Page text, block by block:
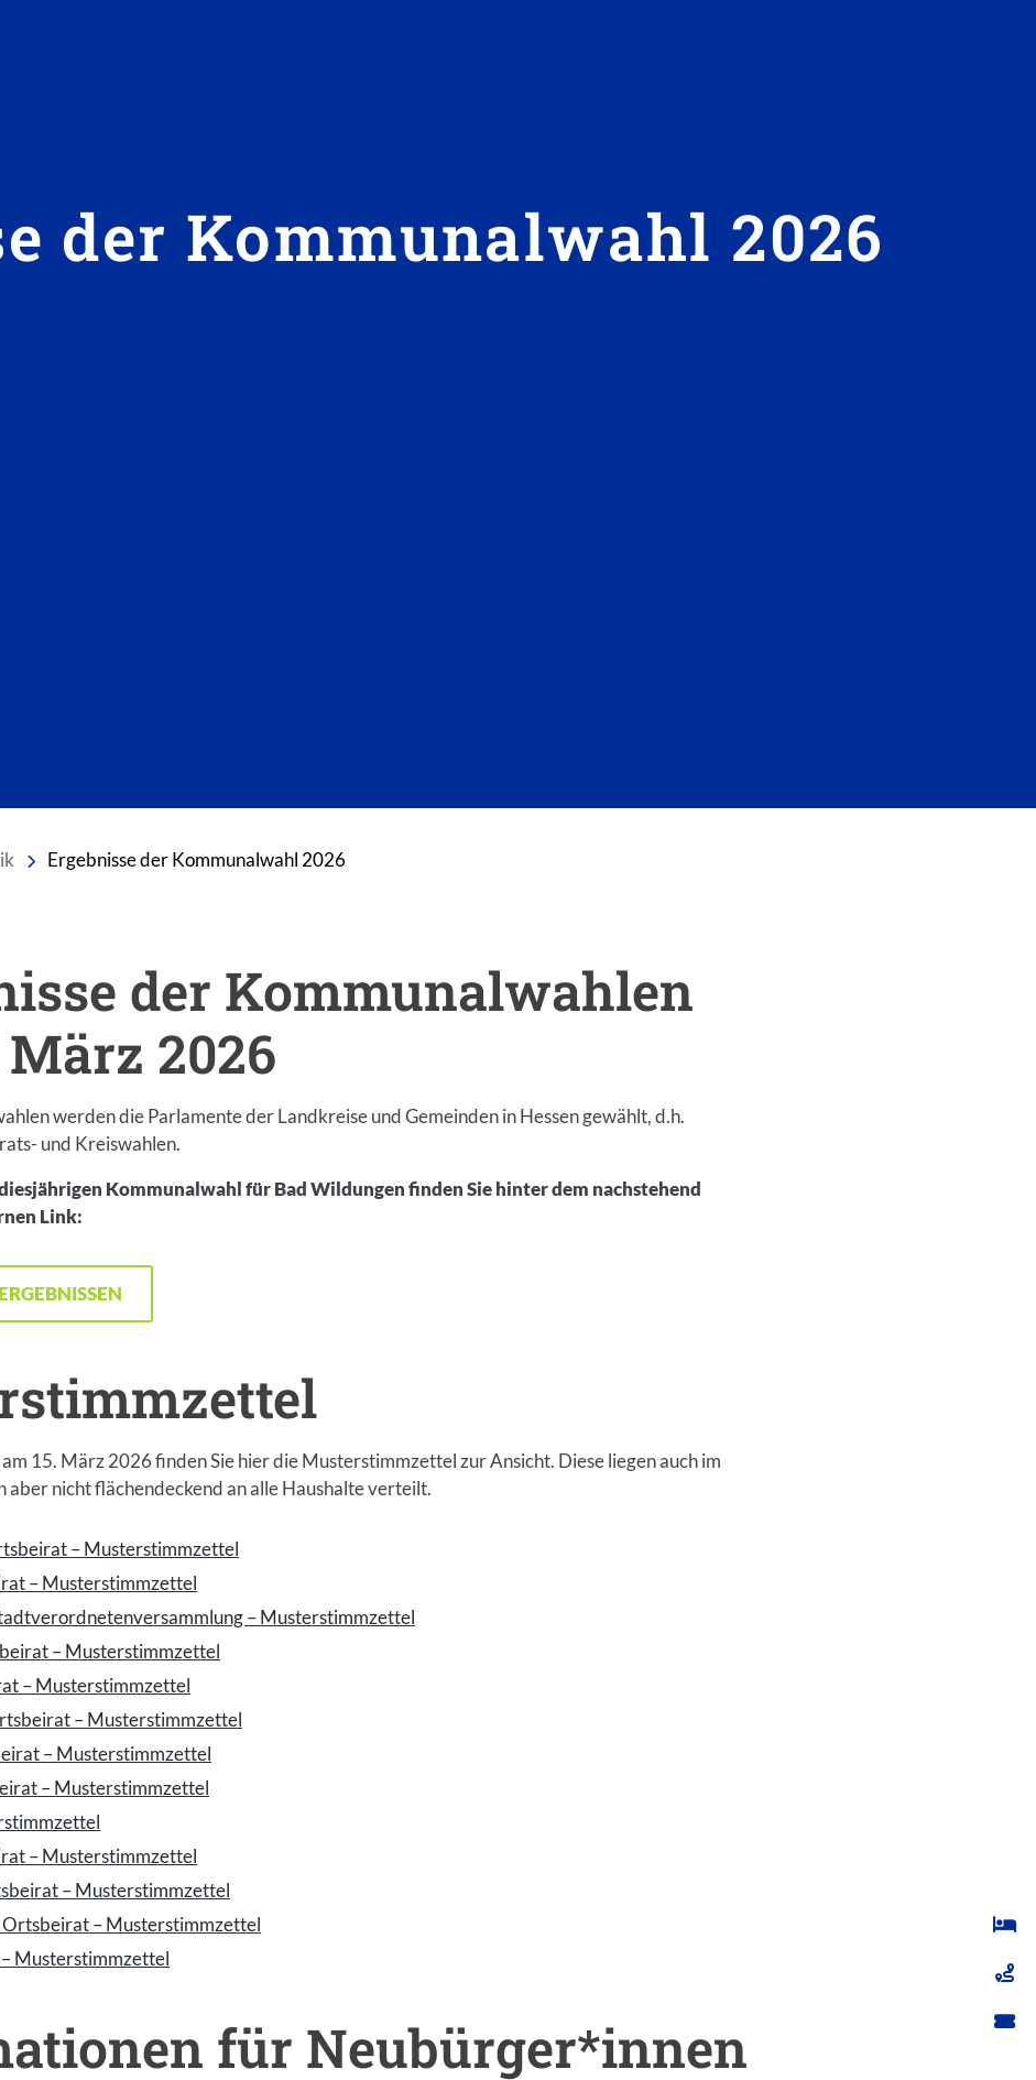
der Kommunalwahl 2026
Ergebnisse der Kommunalwahl 2026
der Kommunalwahlen
März 2026
werden die Parlamente der Landkreise und Gemeinden in Hessen gewählt, d.h.
und Kreiswahlen.
Kommunalwahl für Bad Wildungen finden Sie hinter dem nachstehend
Link:
15. März 2026 finden Sie hier die Musterstimmzettel zur Ansicht. Diese liegen auch im
aber nicht flächendeckend an alle Haushalte verteilt.
– Musterstimmzettel
– Musterstimmzettel
– Musterstimmzettel
– Musterstimmzettel
– Musterstimmzettel
– Musterstimmzettel
– Musterstimmzettel
– Musterstimmzettel
– Musterstimmzettel
– Musterstimmzettel
Ortsbeirat – Musterstimmzettel
Musterstimmzettel
für Neubürger*innen